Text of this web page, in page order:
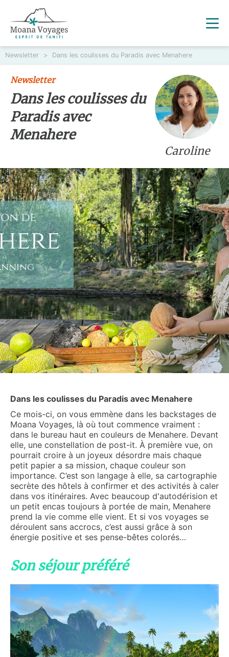
Newsletter > Dans les coulisses du Paradis avec Menahere
Caroline
Newsletter
Dans les coulisses du
Paradis avec
Menahere
Dans les coulisses du Paradis avec Menahere
Ce mois-ci, on vous emmène dans les backstages de
Moana Voyages, là où tout commence vraiment :
dans le bureau haut en couleurs de Menahere. Devant
elle, une constellation de post-it. À première vue, on
pourrait croire à un joyeux désordre mais chaque
petit papier a sa mission, chaque couleur son
importance. C’est son langage à elle, sa cartographie
secrète des hôtels à confirmer et des activités à caler
dans vos itinéraires. Avec beaucoup d'autodérision et
un petit encas toujours à portée de main, Menahere
prend la vie comme elle vient. Et si vos voyages se
déroulent sans accrocs, c’est aussi grâce à son
énergie positive et ses pense-bêtes colorés…
Son séjour préféré